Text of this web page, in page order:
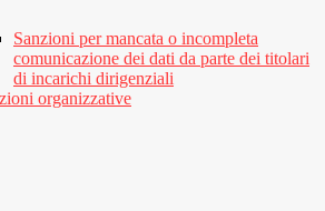
Sanzioni per mancata o incompleta
comunicazione dei dati da parte dei titolari
di incarichi dirigenziali
organizzative